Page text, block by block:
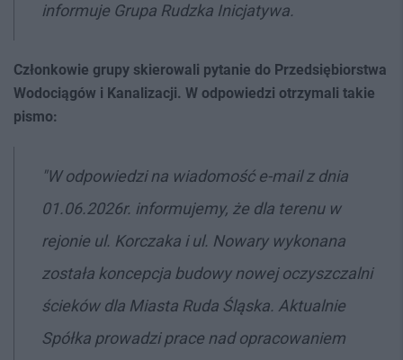
informuje Grupa Rudzka Inicjatywa.
Członkowie grupy skierowali pytanie do Przedsiębiorstwa
Wodociągów i Kanalizacji. W odpowiedzi otrzymali takie
pismo:
"W odpowiedzi na wiadomość e-mail z dnia
01.06.2026r. informujemy, że dla terenu w
rejonie ul. Korczaka i ul. Nowary wykonana
została koncepcja budowy nowej oczyszczalni
ścieków dla Miasta Ruda Śląska. Aktualnie
Spółka prowadzi prace nad opracowaniem